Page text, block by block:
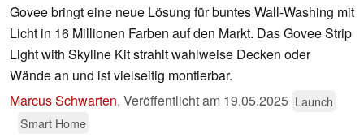
Govee bringt eine neue Lösung für buntes Wall-Washing mit
Licht in 16 Millionen Farben auf den Markt. Das Govee Strip
Light with Skyline Kit strahlt wahlweise Decken oder
Wände an und ist vielseitig montierbar.
Marcus Schwarten, Veröffentlicht am 19.05.2025 Launch
Smart Home